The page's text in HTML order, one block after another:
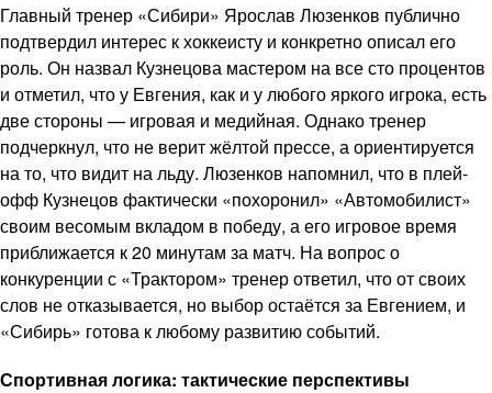
Главный тренер «Сибири» Ярослав Люзенков публично
подтвердил интерес к хоккеисту и конкретно описал его
роль. Он назвал Кузнецова мастером на все сто процентов
и отметил, что у Евгения, как и у любого яркого игрока, есть
две стороны — игровая и медийная. Однако тренер
подчеркнул, что не верит жёлтой прессе, а ориентируется
на то, что видит на льду. Люзенков напомнил, что в плей-
офф Кузнецов фактически «похоронил» «Автомобилист»
своим весомым вкладом в победу, а его игровое время
приближается к 20 минутам за матч. На вопрос о
конкуренции с «Трактором» тренер ответил, что от своих
слов не отказывается, но выбор остаётся за Евгением, и
«Сибирь» готова к любому развитию событий.
Спортивная логика: тактические перспективы